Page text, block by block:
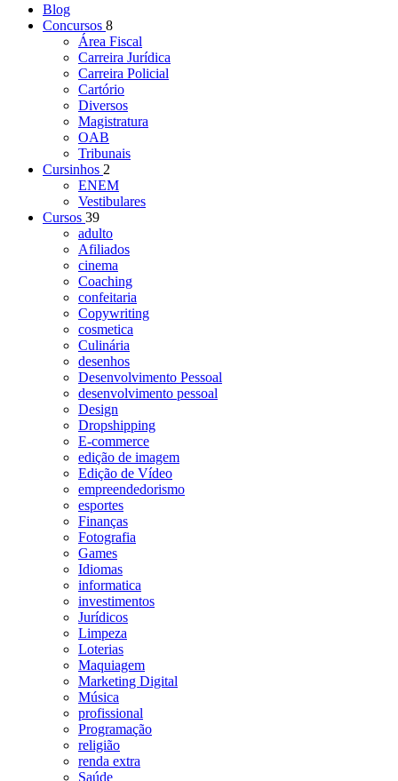
Blog
Concursos 8
Área Fiscal
Carreira Jurídica
Carreira Policial
Cartório
Diversos
Magistratura
OAB
Tribunais
Cursinhos 2
ENEM
Vestibulares
Cursos 39
adulto
Afiliados
cinema
Coaching
confeitaria
Copywriting
cosmetica
Culinária
desenhos
Desenvolvimento Pessoal
desenvolvimento pessoal
Design
Dropshipping
E-commerce
edição de imagem
Edição de Vídeo
empreendedorismo
esportes
Finanças
Fotografia
Games
Idiomas
informatica
investimentos
Jurídicos
Limpeza
Loterias
Maquiagem
Marketing Digital
Música
profissional
Programação
religião
renda extra
Saúde